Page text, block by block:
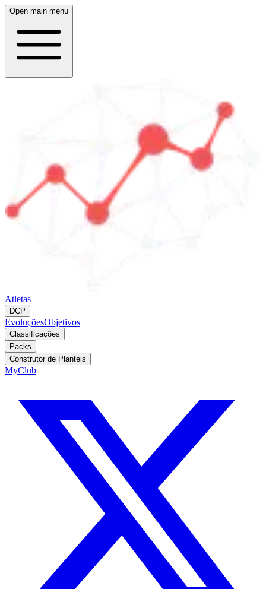
Open main menu
Atletas
DCP
EvoluçõesObjetivos
Classificações
Packs
Construtor de Plantéis
MyClub